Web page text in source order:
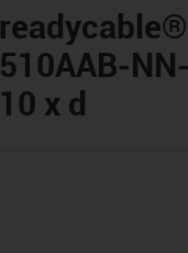
510AAB-
10 x d